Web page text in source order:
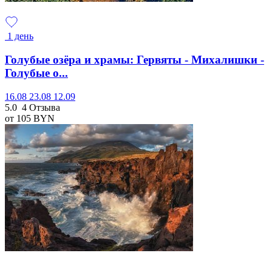
1 день
Голубые озёра и храмы: Гервяты - Михалишки -
Голубые о...
16.08 23.08 12.09
5.0 4 Отзыва
от 105 BYN